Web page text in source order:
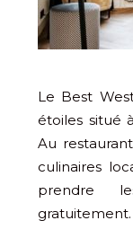
Le Best
étoiles situé
Au
culinaires
prendre
gratuitement.